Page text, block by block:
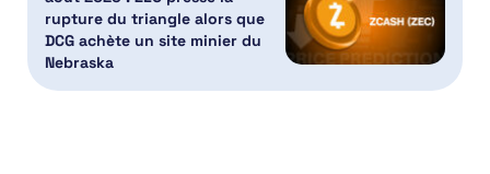
rupture du triangle alors que
DCG achète un site minier du
Nebraska